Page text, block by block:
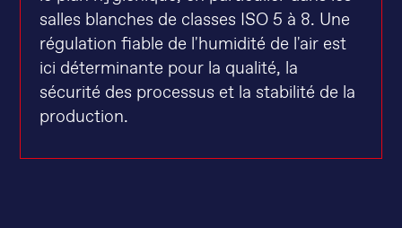
salles blanches de classes ISO 5 à 8. Une
régulation fiable de l'humidité de l'air est
ici déterminante pour la qualité, la
sécurité des processus et la stabilité de la
production.